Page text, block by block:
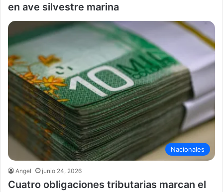
en ave silvestre marina
Nacionales
Angel junio 24, 2026
Cuatro obligaciones tributarias marcan el